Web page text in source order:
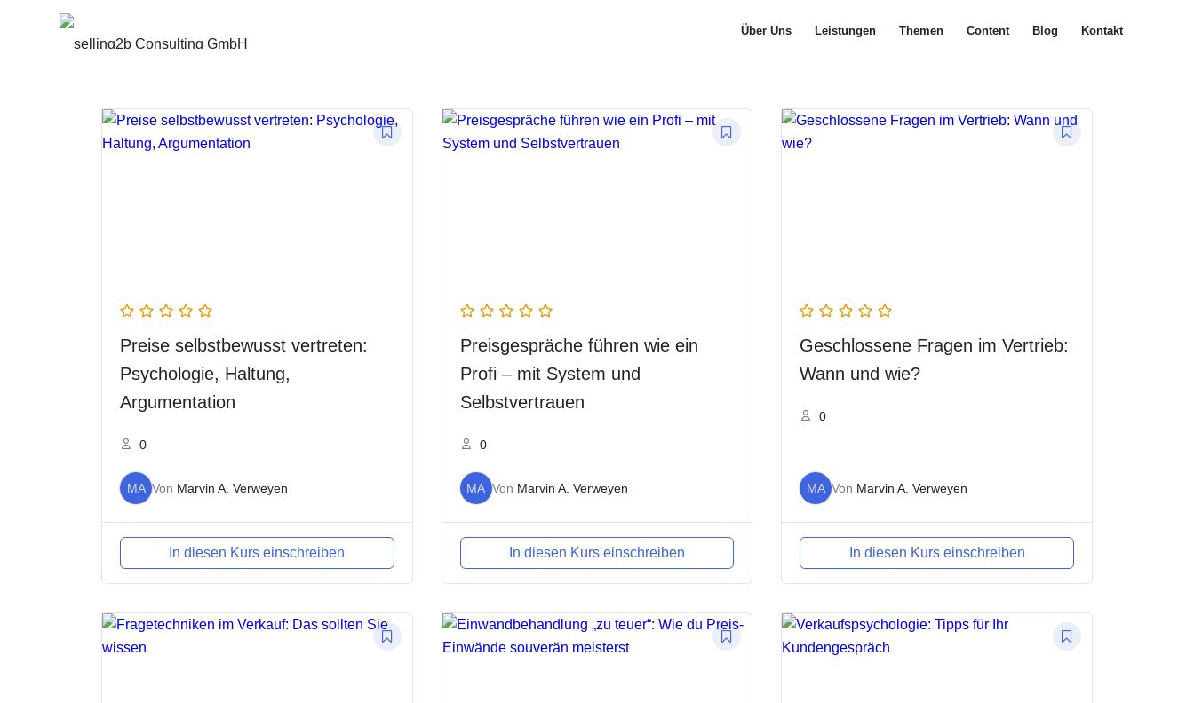
Über Uns Leistungen Themen Content Blog Kontakt
Preise selbstbewusst vertreten:
Psychologie, Haltung,
Argumentation
0
MA Von Marvin A. Verweyen
In diesen Kurs einschreiben
Preisgespräche führen wie ein
Profi – mit System und
Selbstvertrauen
0
MA Von Marvin A. Verweyen
In diesen Kurs einschreiben
Geschlossene Fragen im Vertrieb:
Wann und wie?
0
MA Von Marvin A. Verweyen
In diesen Kurs einschreiben